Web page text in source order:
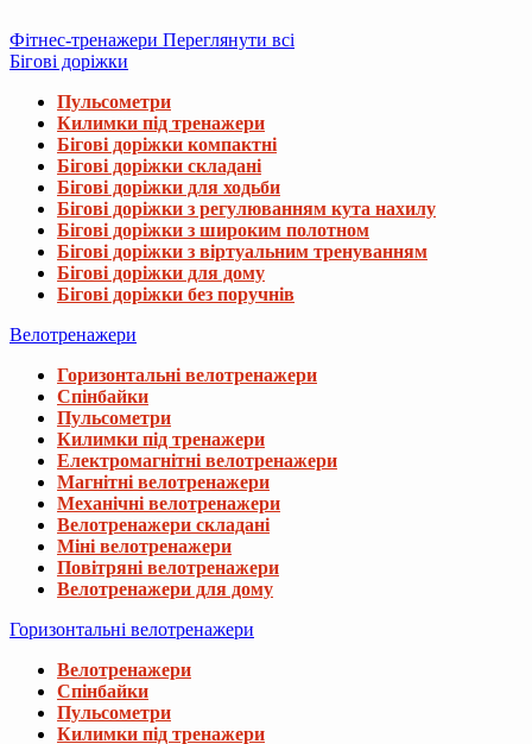
Фітнес-тренажери Переглянути всі
Бігові доріжки
Пульсометри
Килимки під тренажери
Бігові доріжки компактні
Бігові доріжки складані
Бігові доріжки для ходьби
Бігові доріжки з регулюванням кута нахилу
Бігові доріжки з широким полотном
Бігові доріжки з віртуальним тренуванням
Бігові доріжки для дому
Бігові доріжки без поручнів
Велотренажери
Горизонтальні велотренажери
Спінбайки
Пульсометри
Килимки під тренажери
Електромагнітні велотренажери
Магнітні велотренажери
Механічні велотренажери
Велотренажери складані
Міні велотренажери
Повітряні велотренажери
Велотренажери для дому
Горизонтальні велотренажери
Велотренажери
Спінбайки
Пульсометри
Килимки під тренажери